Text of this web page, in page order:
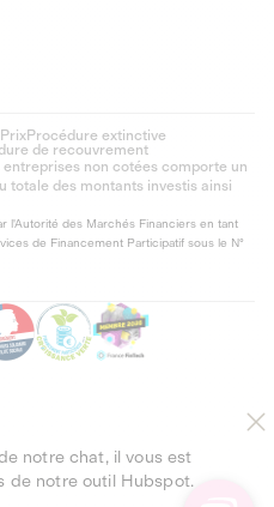
Procédure extinctive
de recouvrement
entreprises non cotées comporte un
totale des montants investis ainsi
l'Autorité des Marchés Financiers en tant
de Financement Participatif sous le N°
notre chat, il vous est
de notre outil Hubspot.